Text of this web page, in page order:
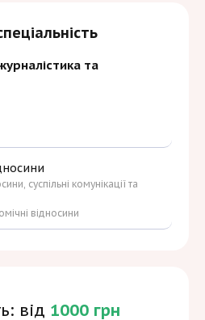
та
суспільні комунікації та
відносини
від 1000 грн